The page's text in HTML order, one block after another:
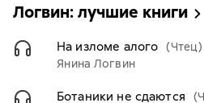
Логвин: лучшие книги
На изломе алого (Чтец)
Янина Логвин
Ботаники не сдаются